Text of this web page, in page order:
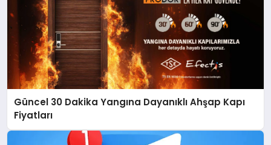
Güncel 30 Dakika Yangına Dayanıklı Ahşap Kapı
Fiyatları